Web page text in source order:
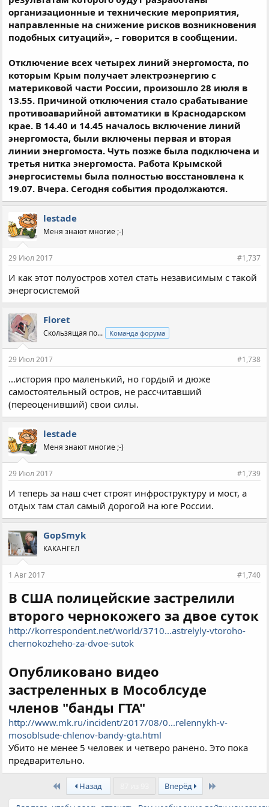
организационные и технические мероприятия,
направленные на снижение рисков возникновения
подобных ситуаций», – говорится в сообщении.
Отключение всех четырех линий энергомоста, по
которым Крым получает электроэнергию с
материковой части России, произошло 28 июля в
13.55. Причиной отключения стало срабатывание
противоаварийной автоматики в Краснодарском
крае. В 14.40 и 14.45 началось включение линий
энергомоста, были включены первая и вторая
линии энергомоста. Чуть позже была подключена и
третья нитка энергомоста. Работа Крымской
энергосистемы была полностью восстановлена к
19.07. Вчера. Сегодня события продолжаются.
lestade
Меня знают многие ;-)
29 Июл 2017 #1,737
И как этот полуостров хотел стать независимым с такой
энергосистемой
Floret
Скользящая по... Команда форума
29 Июл 2017 #1,738
...история про маленький, но гордый и дюже
самостоятельный остров, не рассчитавший
(переоценивший) свои силы.
lestade
Меня знают многие ;-)
29 Июл 2017 #1,739
И теперь за наш счет строят инфроструктуру и мост, а
отдых там стал самый дорогой на юге России.
GopSmyk
КАКАНГЕЛ
1 Авг 2017 #1,740
В США полицейские застрелили
второго чернокожего за двое суток
http://korrespondent.net/world/3710...astrelyly-vtoroho-
chernokozheho-za-dvoe-sutok
Опубликовано видео
застреленных в Мособлсуде
членов "банды ГТА"
http://www.mk.ru/incident/2017/08/0...relennykh-v-
mosoblsude-chlenov-bandy-gta.html
Убито не менее 5 человек и четверо ранено. Это пока
предварительно.
First Назад Вперёд